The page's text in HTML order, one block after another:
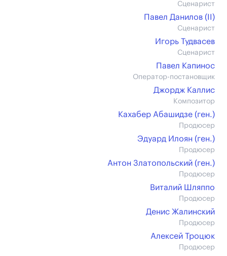
Сценарист
Павел Данилов (II)
Сценарист
Игорь Тудвасев
Сценарист
Павел Капинос
Оператор-постановщик
Джордж Каллис
Композитор
Кахабер Абашидзе (ген.)
Продюсер
Эдуард Илоян (ген.)
Продюсер
Антон Златопольский (ген.)
Продюсер
Виталий Шляппо
Продюсер
Денис Жалинский
Продюсер
Алексей Троцюк
Продюсер